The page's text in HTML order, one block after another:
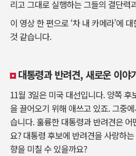
리고 그대로 실행하는 그들의 결단력
이 영상 한 편으로 ‘차 내 카메라’에
것 같습니다.
대통령과 반려견, 새로운 이야
11월 3일은 미국 대선입니다. 양쪽 후
을 끌어오기 위해 애쓰고 있죠. 그중
습니다. 훌륭한 대통령과 반려견은
요? 대통령 후보에 반려견을 사랑하
향을 미칠 수 있을까요?